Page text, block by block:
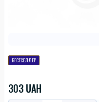
БЕСТСЕЛЛЕР
303 UAH